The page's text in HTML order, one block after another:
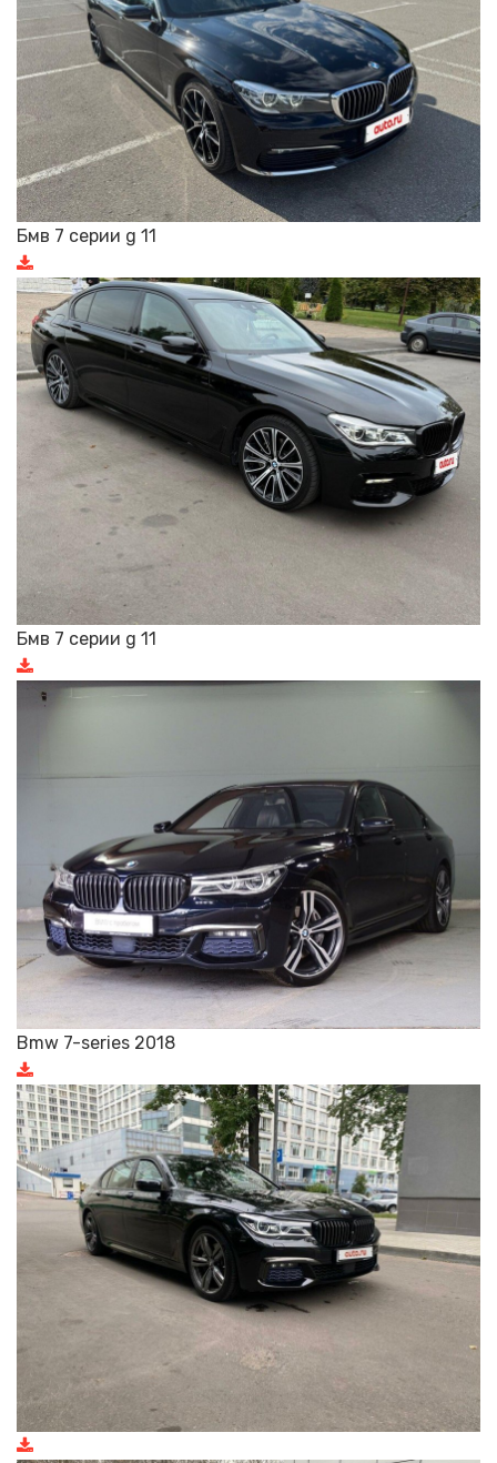
Бмв 7 серии g 11
Бмв 7 серии g 11
Bmw 7-series 2018